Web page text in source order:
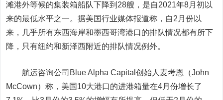
滩港外等候的集装箱船队下降到28艘，是自2021年8月初以
来的最低水平之一。据美国行业媒体报道称，自2月份以
来，几乎所有东西海岸和墨西哥湾港口的排队情况都有所下
降，只有纽约和新泽西附近的排队情况例外。
航运咨询公司Blue Alpha Capital创始人麦考恩（John
McCown）称，美国10大港口的进港箱量在4月份增长了